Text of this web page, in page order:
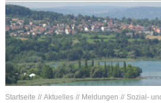
Startseite Aktuelles Meldungen
Sozial-